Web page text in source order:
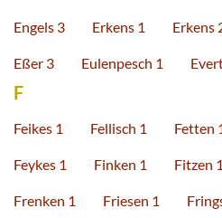
Engels 3 Erkens 1 Erkens
Eßer 3 Eulenpesch 1
F
Feikes 1 Fellisch 1 Fetten
Feykes 1 Finken 1 Fitzen 1
Frenken 1 Friesen 1